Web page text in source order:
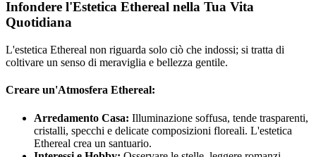
Infondere l'Estetica Ethereal nella Tua Vita
Quotidiana
L'estetica Ethereal non riguarda solo ciò che indossi; si tratta di
coltivare un senso di meraviglia e bellezza gentile.
Creare un'Atmosfera Ethereal:
Arredamento Casa: Illuminazione soffusa, tende trasparenti,
cristalli, specchi e delicate composizioni floreali. L'estetica
Ethereal crea un santuario.